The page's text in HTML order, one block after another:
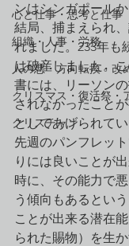
心と仕事・思考と仕事
組織・人事・労務
人の悪・方向転換・改
クリスマス・復活祭・
クリスチャン
ンはシンガポール
結局、捕まえられ
れました。233年も
は破産しました。
書には、リーソン
されなかったこと
としてあげられてい
先週のパンフレッ
りには良いことが
時に、その能力で
う傾向もあるとい
ことが出来る潜在
られた賜物）を生